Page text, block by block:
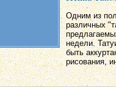
Одним из
различных
недели.
быть
рисования,